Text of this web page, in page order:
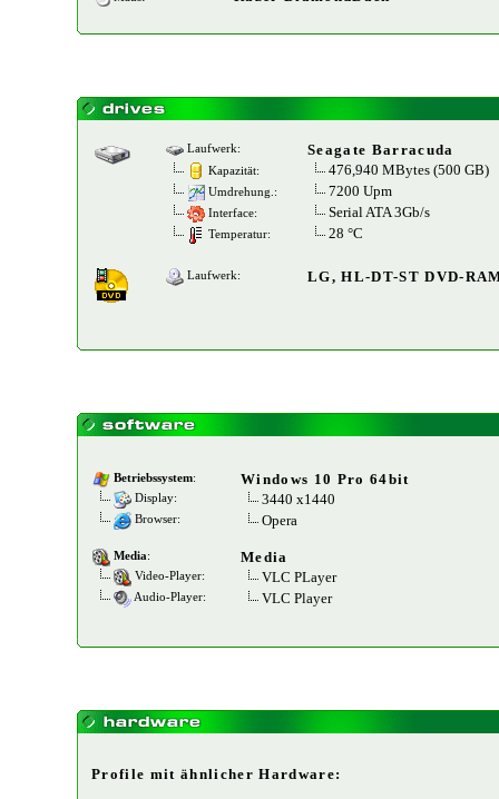
Laufwerk: Seagate Barracuda
Kapazität: 476,940 MBytes (500 GB)
Umdrehung.: 7200 Upm
Interface: Serial ATA 3Gb/s
Temperatur: 28 °C
Laufwerk: LG, HL-DT-ST DVD-
Betriebssystem: Windows 10 Pro 64bit
Display: 3440 x1440
Browser: Opera
Media: Media
Video-Player: VLC PLayer
Audio-Player: VLC Player
Profile mit ähnlicher Hardware: